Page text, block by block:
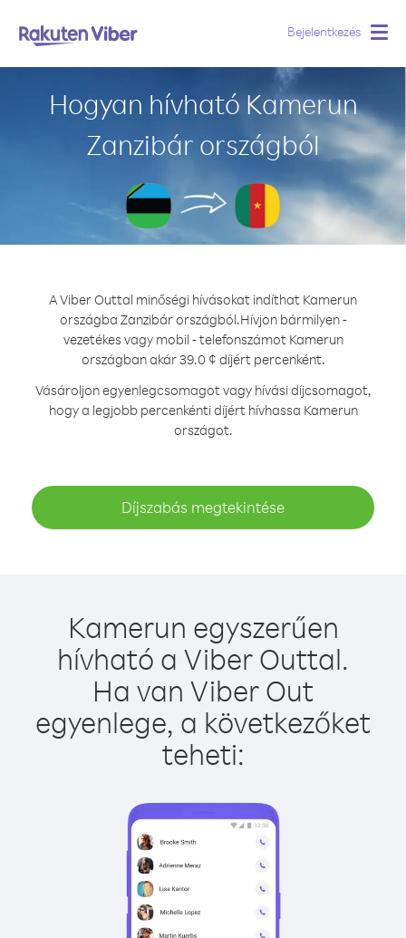
Bejelentkezés
Hogyan hívható Kamerun
Zanzibár országból
A Viber Outtal minőségi hívásokat indíthat Kamerun
országba Zanzibár országból.Hívjon bármilyen -
vezetékes vagy mobil - telefonszámot Kamerun
országban akár 39.0 ¢ díjért percenként.
Vásároljon egyenlegcsomagot vagy hívási díjcsomagot,
hogy a legjobb percenkénti díjért hívhassa Kamerun
országot.
Díjszabás megtekintése
Kamerun egyszerűen
hívható a Viber Outtal.
Ha van Viber Out
egyenlege, a következőket
teheti: